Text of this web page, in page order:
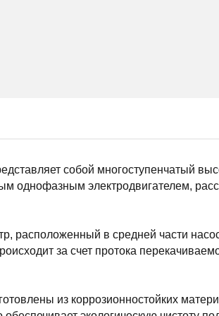
собой многоступенчатый
однофазным электродвигателем,
расположенный в средней части
за счет протока
из коррозионностойких